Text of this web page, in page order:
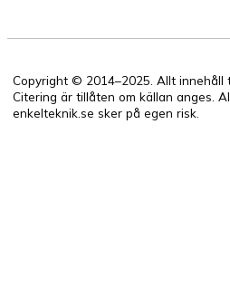
Copyright © 2014–2025. Allt innehåll
Citering är tillåten om källan anges.
enkelteknik.se sker på egen risk.